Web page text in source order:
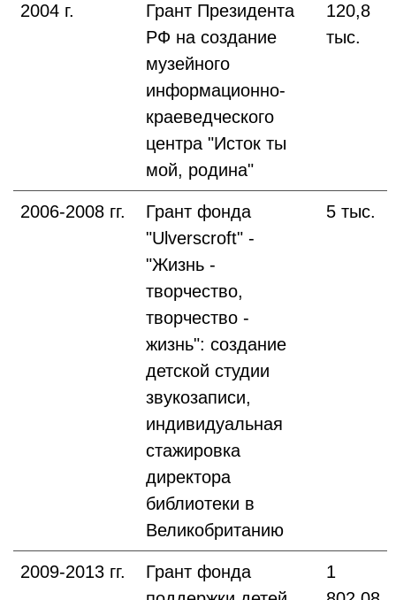
2004 г.
Грант Президента
РФ на создание
музейного
информационно-
краеведческого
центра "Исток ты
мой, родина"
120,8
тыс.
2006-2008 гг.
Грант фонда
"Ulverscroft" -
"Жизнь -
творчество,
творчество -
жизнь": создание
детской студии
звукозаписи,
индивидуальная
стажировка
директора
библиотеки в
Великобританию
5 тыс.
2009-2013 гг.
Грант фонда
1